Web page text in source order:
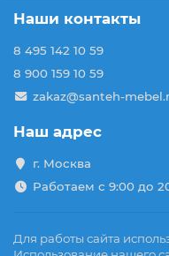
Наши контакты
8 495 142 10 59
8 900 159 10 59
zakaz@santeh-
Наш адрес
г. Москва
Работаем с 9:00 до
Для работы сайта